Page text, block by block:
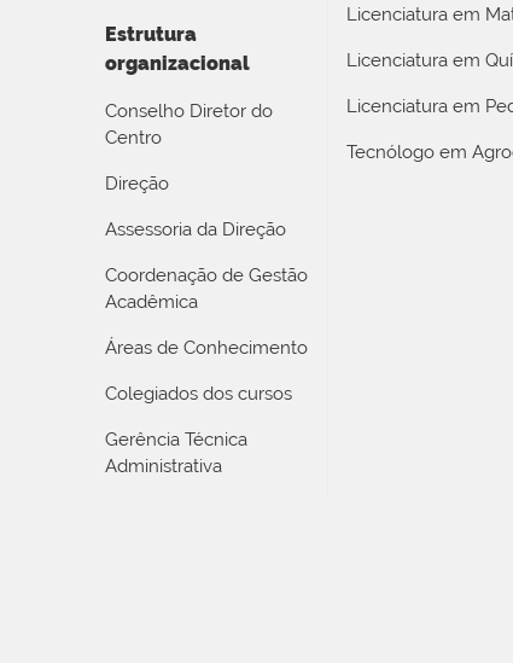
Estrutura
organizacional
Conselho Diretor do
Centro
Direção
Assessoria da Direção
Coordenação de Gestão
Acadêmica
Áreas de Conhecimento
Colegiados dos cursos
Gerência Técnica
Administrativa
Licenciatura em
Licenciatura em
Licenciatura em
Tecnólogo em